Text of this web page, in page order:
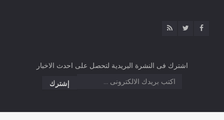
اشترك فى النشرة البريدية لتحصل على احدث الاخبار